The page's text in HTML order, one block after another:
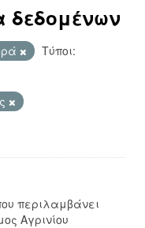
δεδομένων
Τύποι:
περιλαμβάνει
Αγρινίου